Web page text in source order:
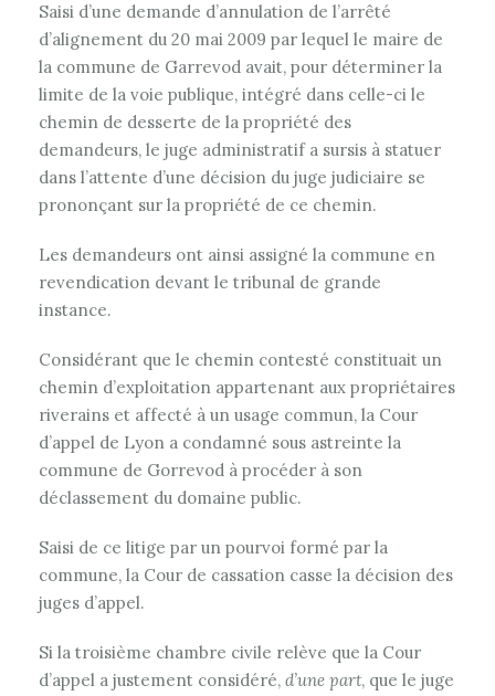
Saisi d’une demande d’annulation de l’arrêté
d’alignement du 20 mai 2009 par lequel le maire de
la commune de Garrevod avait, pour déterminer la
limite de la voie publique, intégré dans celle-ci le
chemin de desserte de la propriété des
demandeurs, le juge administratif a sursis à statuer
dans l’attente d’une décision du juge judiciaire se
prononçant sur la propriété de ce chemin.
Les demandeurs ont ainsi assigné la commune en
revendication devant le tribunal de grande
instance.
Considérant que le chemin contesté constituait un
chemin d’exploitation appartenant aux propriétaires
riverains et affecté à un usage commun, la Cour
d’appel de Lyon a condamné sous astreinte la
commune de Gorrevod à procéder à son
déclassement du domaine public.
Saisi de ce litige par un pourvoi formé par la
commune, la Cour de cassation casse la décision des
juges d’appel.
Si la troisième chambre civile relève que la Cour
d’appel a justement considéré, d’une part, que le juge